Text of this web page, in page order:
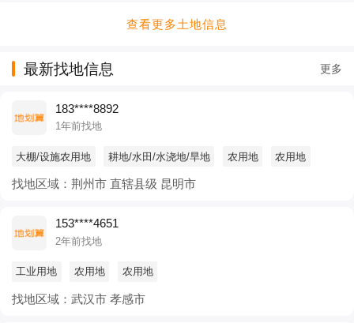
查看更多土地信息
最新找地信息 更多
183****8892
1年前找地
大棚/设施农用地 耕地/水田/水浇地/旱地 农用地 农用地
找地区域：荆州市 直辖县级 昆明市
153****4651
2年前找地
工业用地 农用地 农用地
找地区域：武汉市 孝感市